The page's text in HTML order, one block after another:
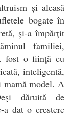
și aleasă
bogate în
și-a împărțit
familiei,
fost o fiinţă cu
inteligentă,
mamă model. A
dăruită de
dat o creştere